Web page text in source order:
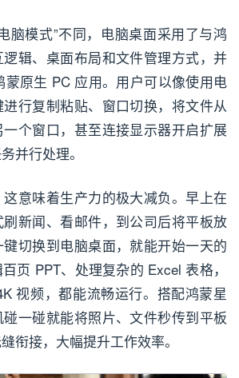
脑模式”不同，电脑桌面采用了与鸿
辑、桌面布局和文件管理方式，并
蒙原生 PC 应用。用户可以像使用电
行复制粘贴、窗口切换，将文件从
个窗口，甚至连接显示器开启扩展
并行处理。
意味着生产力的极大减负。早上在
新闻、看邮件，到公司后将平板放
切换到电脑桌面，就能开始一天的
页 PPT、处理复杂的 Excel 表格，
视频，都能流畅运行。搭配鸿蒙星
一碰就能将照片、文件秒传到平板
衔接，大幅提升工作效率。